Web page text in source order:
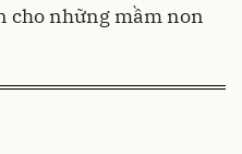
cho những mầm non